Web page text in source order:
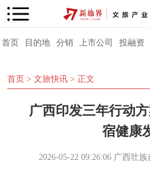
首页 目的地 分销 上市公司 投融资
首页 > 文旅快讯 > 正文
广西印发三年行动
宿健康
2026-05-22 09:26:06 广西壮